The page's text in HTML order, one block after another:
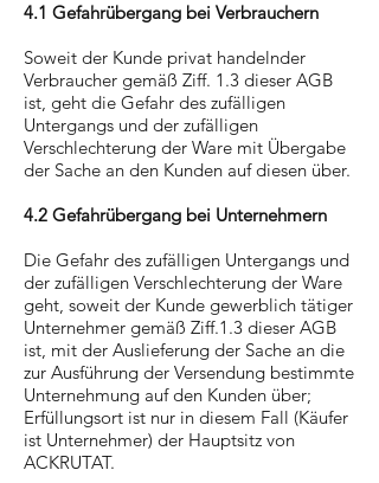
4.1 Gefahrübergang bei Verbrauchern
Soweit der Kunde privat handelnder
Verbraucher gemäß Ziff. 1.3 dieser AGB
ist, geht die Gefahr des zufälligen
Untergangs und der zufälligen
Verschlechterung der Ware mit Übergabe
der Sache an den Kunden auf diesen über.
4.2 Gefahrübergang bei Unternehmern
Die Gefahr des zufälligen Untergangs und
der zufälligen Verschlechterung der Ware
geht, soweit der Kunde gewerblich tätiger
Unternehmer gemäß Ziff.1.3 dieser AGB
ist, mit der Auslieferung der Sache an die
zur Ausführung der Versendung bestimmte
Unternehmung auf den Kunden über;
Erfüllungsort ist nur in diesem Fall (Käufer
ist Unternehmer) der Hauptsitz von
ACKRUTAT.